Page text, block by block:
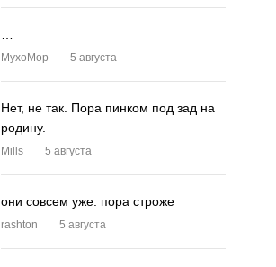
MyxoMop 5 августа
Нет, не так. Пора пинком под зад на
родину.
Mills 5 августа
они совсем уже. пора строже
rashton 5 августа